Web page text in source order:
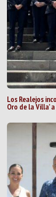
Los Realejos
Oro de la Villa’